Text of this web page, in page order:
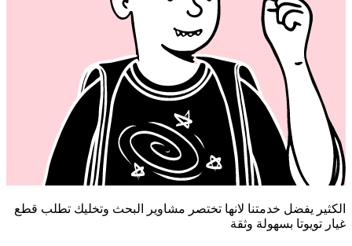
الكثير يفضل خدمتنا لانها تختصر مشاوير البحث وتخليك تطلب قطع
غيار تويوتا بسهولة وثقة